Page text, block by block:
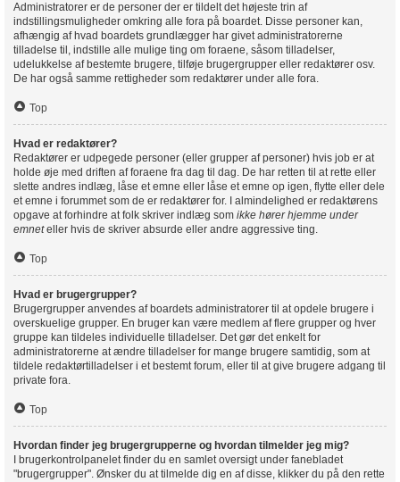
Administratorer er de personer der er tildelt det højeste trin af
indstillingsmuligheder omkring alle fora på boardet. Disse personer kan,
afhængig af hvad boardets grundlægger har givet administratorerne
tilladelse til, indstille alle mulige ting om foraene, såsom tilladelser,
udelukkelse af bestemte brugere, tilføje brugergrupper eller redaktører osv.
De har også samme rettigheder som redaktører under alle fora.
Top
Hvad er redaktører?
Redaktører er udpegede personer (eller grupper af personer) hvis job er at
holde øje med driften af foraene fra dag til dag. De har retten til at rette eller
slette andres indlæg, låse et emne eller låse et emne op igen, flytte eller dele
et emne i forummet som de er redaktører for. I almindelighed er redaktørens
opgave at forhindre at folk skriver indlæg som ikke hører hjemme under
emneteller hvis de skriver absurde eller andre aggressive ting.
Top
Hvad er brugergrupper?
Brugergrupper anvendes af boardets administratorer til at opdele brugere i
overskuelige grupper. En bruger kan være medlem af flere grupper og hver
gruppe kan tildeles individuelle tilladelser. Det gør det enkelt for
administratorerne at ændre tilladelser for mange brugere samtidig, som at
tildele redaktørtilladelser i et bestemt forum, eller til at give brugere adgang til
private fora.
Top
Hvordan finder jeg brugergrupperne og hvordan tilmelder jeg mig?
I brugerkontrolpanelet finder du en samlet oversigt under fanebladet
"brugergrupper". Ønsker du at tilmelde dig en af disse, klikker du på den rette